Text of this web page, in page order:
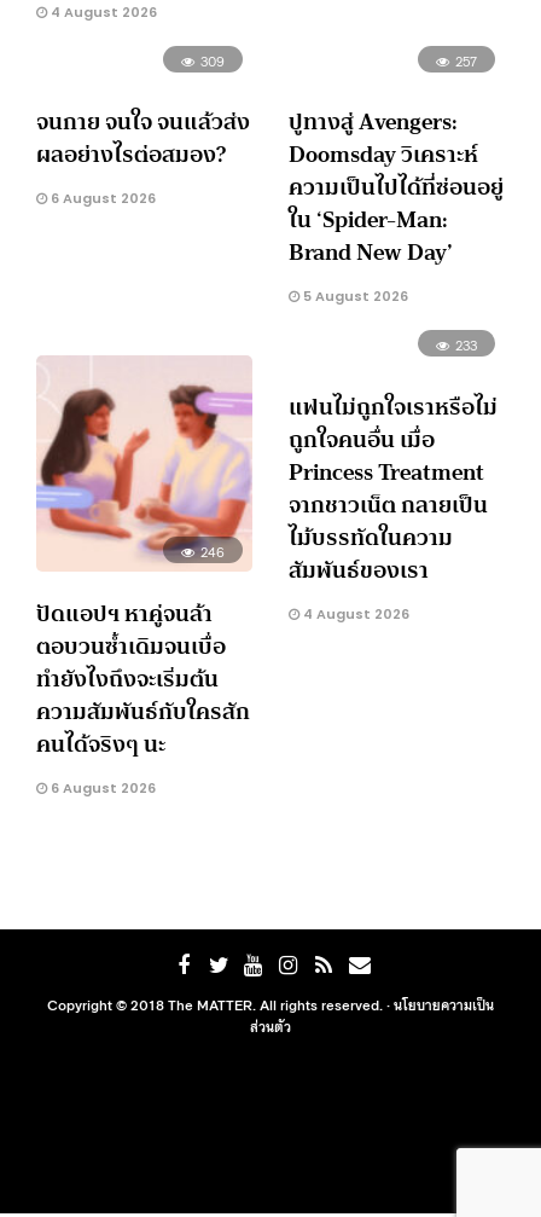
4 August 2026
309
จนกาย จนใจ จนแล้วส่ง
ผลอย่างไรต่อสมอง?
6 August 2026
257
ปูทางสู่ Avengers:
Doomsday วิเคราะห์
ความเป็นไปได้ที่ซ่อนอยู่
ใน ‘Spider-Man:
Brand New Day’
5 August 2026
246
ปัดแอปฯ หาคู่จนล้า
ตอบวนซ้ำเดิมจนเบื่อ
ทำยังไงถึงจะเริ่มต้น
ความสัมพันธ์กับใครสัก
คนได้จริงๆ นะ
6 August 2026
233
แฟนไม่ถูกใจเราหรือไม่
ถูกใจคนอื่น เมื่อ
Princess Treatment
จากชาวเน็ต กลายเป็น
ไม้บรรทัดในความ
สัมพันธ์ของเรา
4 August 2026
Copyright © 2018 The MATTER. All rights reserved. ·นโยบายความเป็น
ส่วนตัว